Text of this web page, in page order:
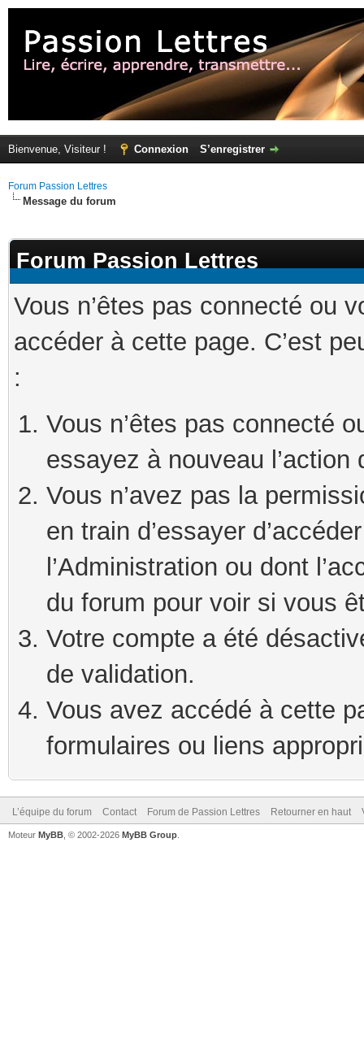
Bienvenue, Visiteur ! Connexion S’enregistrer
Forum Passion Lettres
Message du forum
Forum Passion Lettres
Vous n’êtes pas connecté ou
accéder à cette page. C’est
:
Vous n’êtes pas connecté
essayez à nouveau
Vous n’avez pas la
en train d’essayer
l’Administration ou dont
du forum pour voir si vous
Votre compte a été
de validation.
Vous avez accédé à cette
formulaires ou liens
L’équipe du forum Contact Forum de Passion Lettres Retourner en haut
Moteur MyBB , © 2002-2026 MyBB Group